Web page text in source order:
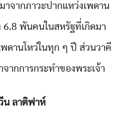
าจากภาวะปากแหว่งเพดาน
6.8 พันคนในสหรัฐที่เกิดมา
ดานโหว่ในทุก ๆ ปี ส่วนวาคี
ากการกระทำของพระเจ้า
น ลาติฟาห์